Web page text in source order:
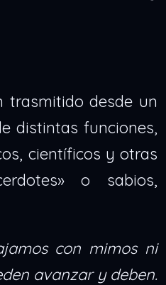
trasmitido desde un
distintas funciones,
científicos y otras
o sabios,
con mimos ni
avanzar y deben.